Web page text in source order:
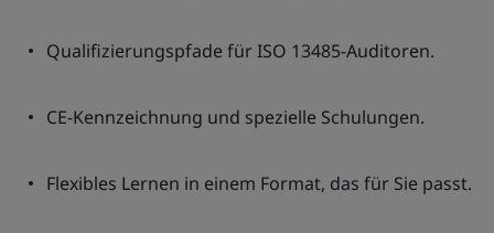
Qualifizierungspfade für ISO 13485-Auditoren.
CE-Kennzeichnung und spezielle Schulungen.
Flexibles Lernen in einem Format, das für Sie passt.